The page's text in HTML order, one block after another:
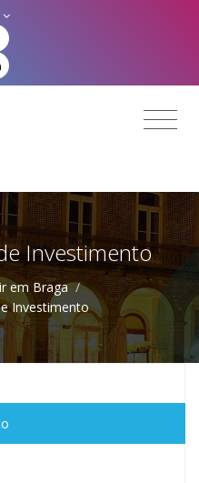
Investimento
em Braga /
Investimento